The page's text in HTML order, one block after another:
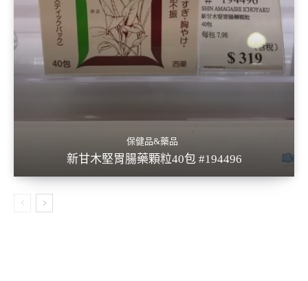
保健品&藥品
新甘木堅胃腸藥顆粒40包 #194496